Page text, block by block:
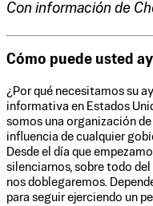
Con información de
Cómo puede usted
¿Por qué necesitamos su
informativa en Estados
somos una organización
influencia de cualquier
Desde el día que
silenciarnos, sobre todo
nos doblegaremos.
para seguir ejerciendo un